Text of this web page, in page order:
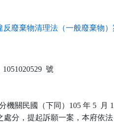
廢棄物清理法（一般廢棄物
號
機關民國（下同）105 年 5  月 1
處分，提起訴願一案，本府依法